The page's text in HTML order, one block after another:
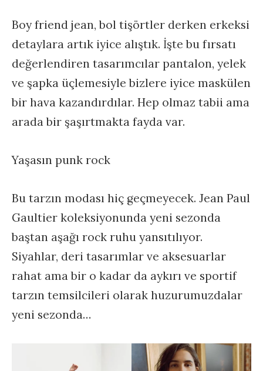
Boy friend jean, bol tişörtler derken erkeksi
detaylara artık iyice alıştık. İşte bu fırsatı
değerlendiren tasarımcılar pantalon, yelek
ve şapka üçlemesiyle bizlere iyice maskülen
bir hava kazandırdılar. Hep olmaz tabii ama
arada bir şaşırtmakta fayda var.
Yaşasın punk rock
Bu tarzın modası hiç geçmeyecek. Jean Paul
Gaultier koleksiyonunda yeni sezonda
baştan aşağı rock ruhu yansıtılıyor.
Siyahlar, deri tasarımlar ve aksesuarlar
rahat ama bir o kadar da aykırı ve sportif
tarzın temsilcileri olarak huzurumuzdalar
yeni sezonda…